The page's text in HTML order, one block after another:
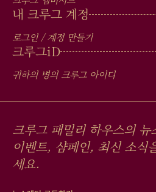
내 크루그 계정
로그인 / 계정 만들기
크루그iD
귀하의 병의 크루그 아이디
크루그 패밀리 하우스의
이벤트, 샴페인, 최신 소
세요.